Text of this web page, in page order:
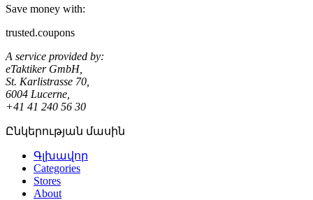
Save money with:
trusted.coupons
A service provided by:
eTaktiker GmbH,
St. Karlistrasse 70,
6004 Lucerne,
+41 41 240 56 30
Ընկերության մասին
Գլխավոր
Categories
Stores
About